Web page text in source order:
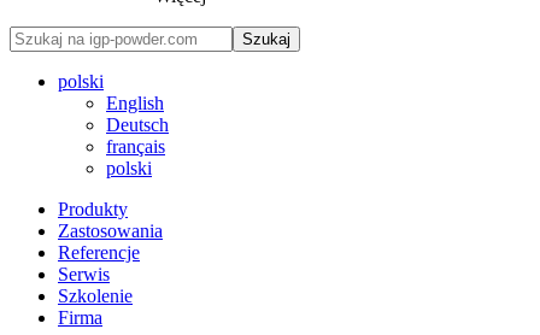
Szukaj
polski
English
Deutsch
français
polski
Produkty
Zastosowania
Referencje
Serwis
Szkolenie
Firma